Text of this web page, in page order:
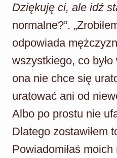
Dziękuję ci, ale idź
normalne?”.
odpowiada
wszystkiego, co
ona nie chce się
uratować ani od
Albo po prostu nie
Dlatego zostawiłem
Powiadomiłaś moich